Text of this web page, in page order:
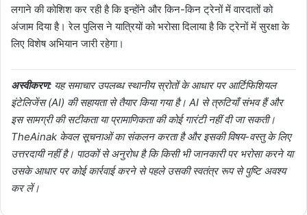
लगाने की कोशिश कर रही है कि इन्होंने और किन-किन ट्रेनों में वारदातों को
अंजाम दिया है। रेल पुलिस ने यात्रियों को भरोसा दिलाया है कि ट्रेनों में सुरक्षा के
लिए विशेष अभियान जारी रहेगा।
अस्वीकरण: यह समाचार उपलब्ध स्थानीय स्रोतों के आधार पर आर्टिफिशियल
इंटेलिजेंस (AI) की सहायता से तैयार किया गया है। AI से त्रुटियाँ संभव हैं और
इस सामग्री की सटीकता या प्रामाणिकता की कोई गारंटी नहीं दी जा सकती।
TheAinak केवल सूचनाओं का संकलन करता है और इसकी विषय-वस्तु के लिए
उत्तरदायी नहीं है। पाठकों से अनुरोध है कि किसी भी जानकारी पर भरोसा करने या
उसके आधार पर कोई कार्रवाई करने से पहले उसकी स्वतंत्र रूप से पुष्टि अवश्य
कर लें।